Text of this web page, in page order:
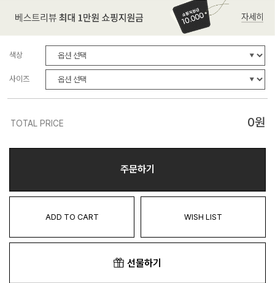
색상
사이즈
TOTAL PRICE 0원
주문하기
ADD TO CART WISH LIST
선물하기